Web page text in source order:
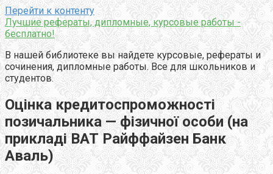
Перейти к контенту
Лучшие рефераты, дипломные, курсовые работы -
бесплатно!
В нашей библиотеке вы найдете курсовые, рефераты и
сочинения, дипломные работы. Все для школьников и
студентов.
Оцінка кредитоспроможності
позичальника — фізичної особи (на
прикладі ВАТ Райффайзен Банк
Аваль)